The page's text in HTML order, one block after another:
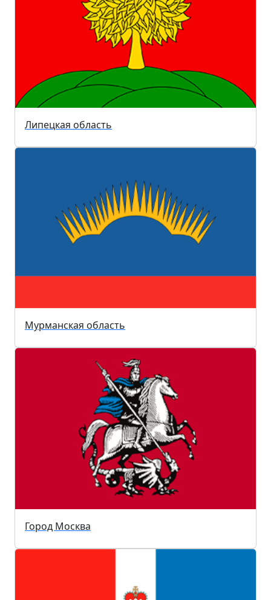
Липецкая область
Мурманская область
Город Москва